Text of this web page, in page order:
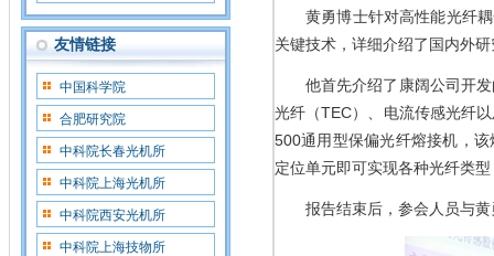
友情链接
中国科学院
合肥研究院
中科院长春光机所
中科院上海光机所
中科院西安光机所
中科院上海技物所
黄勇博士针对高性能光纤
关键技术，详细介绍了国内外
他首先介绍了康阔公司开
光纤（TEC）、电流传感光纤
500通用型保偏光纤熔接机，
定位单元即可实现各种光纤类
报告结束后，参会人员与